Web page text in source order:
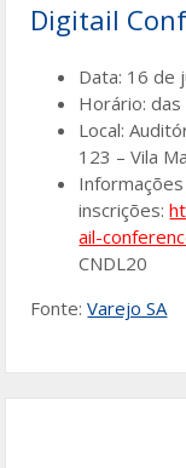
Digitail
Data: 16 de
Horário: das
Local:
123 – Vila
inscrições:
ail-
CNDL20
Fonte:Varejo SA